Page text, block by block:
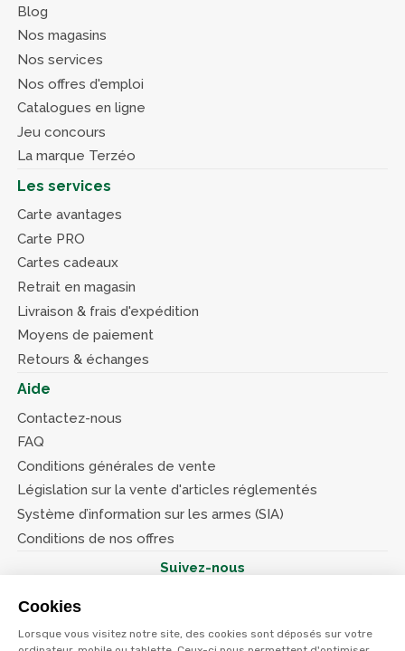
Cookies
Lorsque vous visitez notre site, des cookies sont déposés sur votre
Blog
Nos magasins
Nos services
Nos offres d'emploi
Catalogues en ligne
Jeu concours
La marque Terzéo
Les services
Carte avantages
Carte PRO
Cartes cadeaux
Retrait en magasin
Livraison & frais d'expédition
Moyens de paiement
Retours & échanges
Aide
Contactez-nous
FAQ
Conditions générales de vente
Législation sur la vente d'articles réglementés
Système d’information sur les armes (SIA)
Conditions de nos offres
Suivez-nous